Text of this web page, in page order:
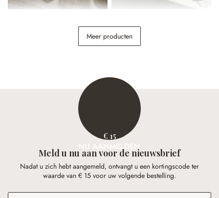
€ 24,95
Meer producten
€ 15
NU AANMELDEN
Meld u nu aan voor de nieuwsbrief
Nadat u zich hebt aangemeld, ontvangt u een kortingscode ter
waarde van € 15 voor uw volgende bestelling.